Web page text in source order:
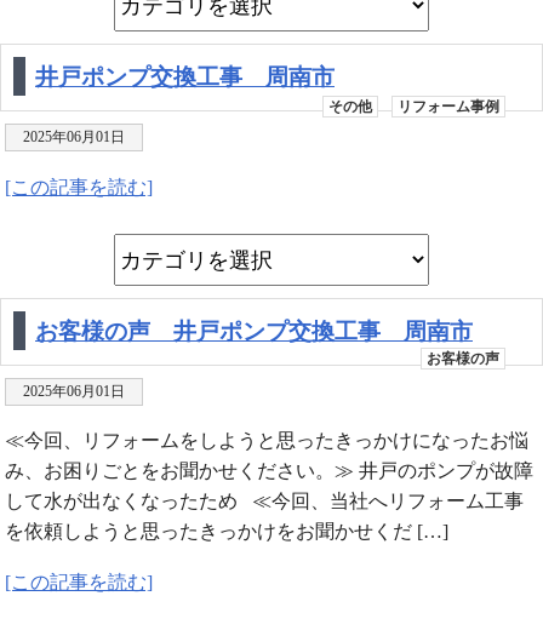
井戸ポンプ交換工事 周南市
その他 リフォーム事例
2025年06月01日
[この記事を読む]
お客様の声 井戸ポンプ交換工事 周南市
お客様の声
2025年06月01日
≪今回、リフォームをしようと思ったきっかけになったお悩
み、お困りごとをお聞かせください。≫ 井戸のポンプが故障
して水が出なくなったため ≪今回、当社へリフォーム工事
を依頼しようと思ったきっかけをお聞かせくだ […]
[この記事を読む]